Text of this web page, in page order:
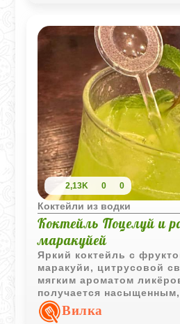
2,13K 0 0
Коктейли из водки
Коктейль Поцелуй и
маракуйей
Яркий коктейль с
маракуйи, цитрусовой
мягким ароматом
получается
эффектно выглядит
кюрасо.Вилка